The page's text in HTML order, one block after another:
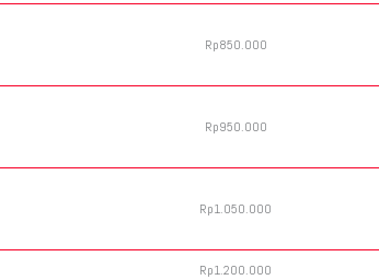
Rp850.000
Rp950.000
Rp1.050.000
Rp1.200.000